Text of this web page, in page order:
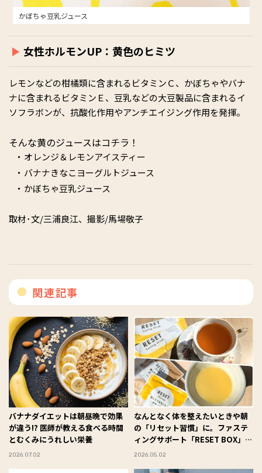
かぼちゃ豆乳ジュース
女性ホルモンUP：黄色のヒミツ
レモンなどの柑橘類に含まれるビタミンＣ、かぼちゃやバナ
ナに含まれるビタミンＥ、豆乳などの大豆製品に含まれるイ
ソフラボンが、抗酸化作用やアンチエイジング作用を発揮。
そんな黄のジュースはコチラ！
オレンジ＆レモンアイスティー
バナナきなこヨーグルトジュース
かぼちゃ豆乳ジュース
取材･文/三浦良江、撮影/馬場敬子
関連記事
バナナダイエットは朝昼晩で効果
が違う⁉︎ 医師が教える食べる時間
とむくみにうれしい栄養
2026.07.02
なんとなく体を整えたいときや朝
の「リセット習慣」に。ファステ
ィングサポート「RESET BOX」を
試してみた #Omezaトーク
2026.05.02